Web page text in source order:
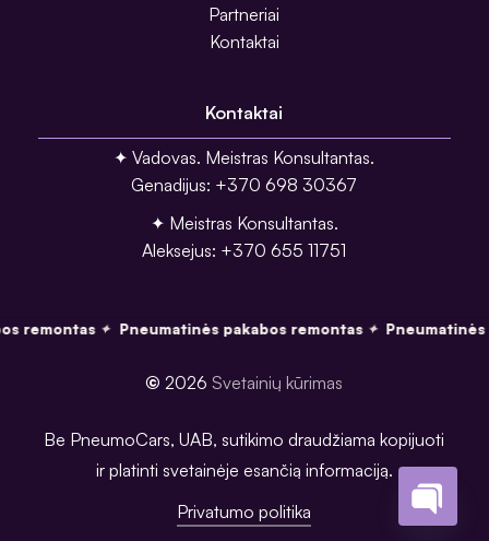
Partneriai
Kontaktai
Kontaktai
✦ Vadovas. Meistras Konsultantas.
Genadijus: +370 698 30367
✦ Meistras Konsultantas.
Aleksejus: +370 655 11751
remontas ✦ Pneumatinės pakabos remontas ✦ Pneumatinės
©2026 Svetainių kūrimas
Be PneumoCars, UAB, sutikimo draudžiama kopijuoti
ir platinti svetainėje esančią informaciją.
Privatumo politika
Open